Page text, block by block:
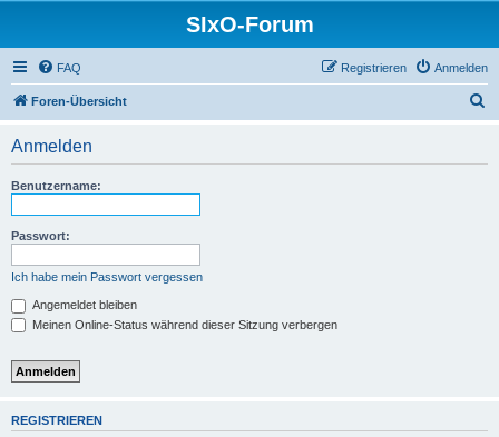
SIxO-Forum
FAQ Anmelden
Registrieren
Foren-Übersicht
Anmelden
Benutzername:
Passwort:
Ich habe mein Passwort vergessen
Angemeldet bleiben
Meinen Online-Status während dieser Sitzung verbergen
REGISTRIEREN